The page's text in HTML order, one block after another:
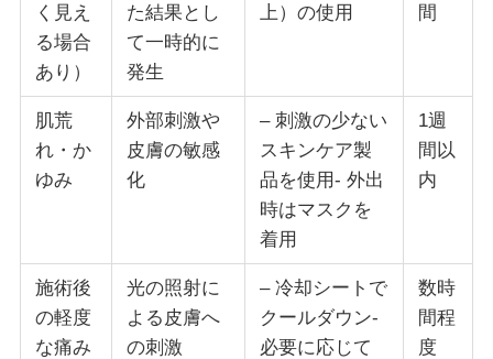
く見え
る場合
あり）
た結果とし
て一時的に
発生
上）の使用
間
肌荒
れ・か
ゆみ
外部刺激や
皮膚の敏感
化
– 刺激の少ない
スキンケア製
品を使用- 外出
時はマスクを
着用
1週
間以
内
施術後
の軽度
な痛み
光の照射に
よる皮膚へ
の刺激
– 冷却シートで
クールダウン-
必要に応じて
数時
間程
度